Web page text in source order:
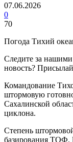
07.06.2026
0
70
Погода Тихий
Следите за
новость?
Командование
штормовую
Сахалинской
циклона.
Степень
базирования ТОФ.